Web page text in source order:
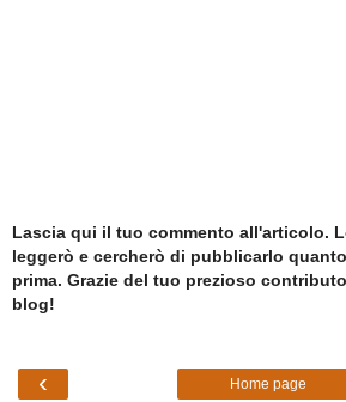
Lascia qui il tuo commento all'articolo.
leggerò e cercherò di pubblicarlo quanto
prima. Grazie del tuo prezioso
blog!
‹ Home page